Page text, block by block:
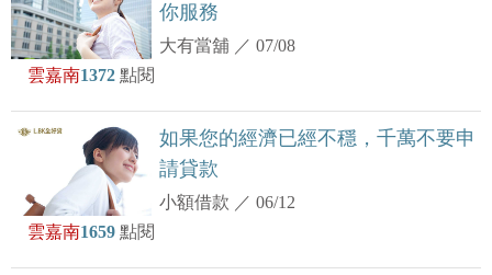
你服務
大有當舖 ／07/08
雲嘉南1372 點閱
如果您的經濟已經不穩，千萬不要申
請貸款
小額借款 ／06/12
雲嘉南1659 點閱